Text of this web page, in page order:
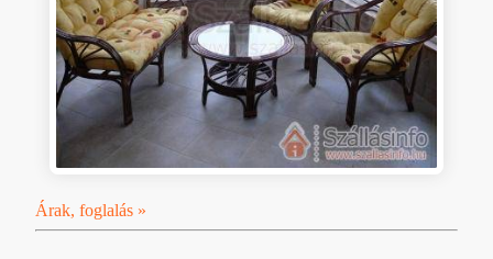
Árak, foglalás »